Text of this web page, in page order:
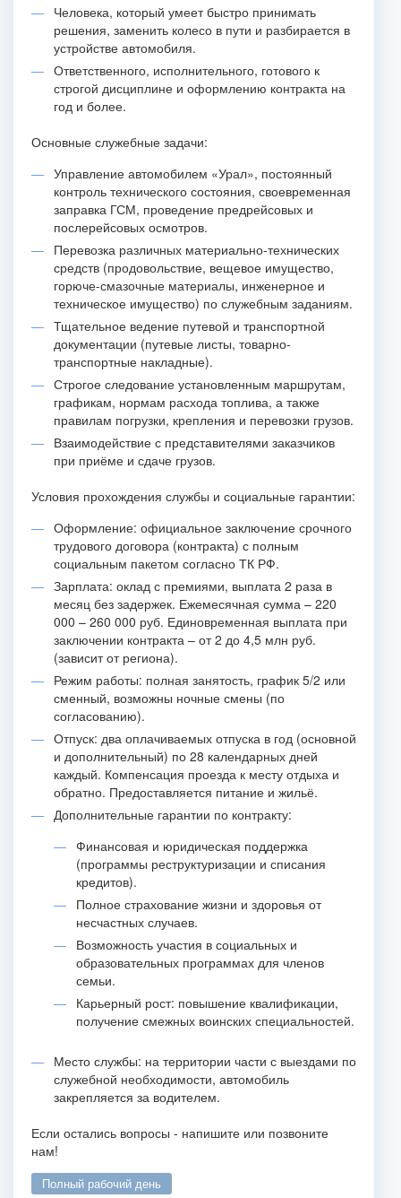
Человека, который умеет быстро принимать
решения, заменить колесо в пути и разбирается в
устройстве автомобиля.
Ответственного, исполнительного, готового к
строгой дисциплине и оформлению контракта на
год и более.
Основные служебные задачи:
Управление автомобилем «Урал», постоянный
контроль технического состояния, своевременная
заправка ГСМ, проведение предрейсовых и
послерейсовых осмотров.
Перевозка различных материально-технических
средств (продовольствие, вещевое имущество,
горюче-смазочные материалы, инженерное и
техническое имущество) по служебным заданиям.
Тщательное ведение путевой и транспортной
документации (путевые листы, товарно-
транспортные накладные).
Строгое следование установленным маршрутам,
графикам, нормам расхода топлива, а также
правилам погрузки, крепления и перевозки грузов.
Взаимодействие с представителями заказчиков
при приёме и сдаче грузов.
Условия прохождения службы и социальные гарантии:
Оформление: официальное заключение срочного
трудового договора (контракта) с полным
социальным пакетом согласно ТК РФ.
Зарплата: оклад с премиями, выплата 2 раза в
месяц без задержек. Ежемесячная сумма – 220
000 – 260 000 руб. Единовременная выплата при
заключении контракта – от 2 до 4,5 млн руб.
(зависит от региона).
Режим работы: полная занятость, график 5/2 или
сменный, возможны ночные смены (по
согласованию).
Отпуск: два оплачиваемых отпуска в год (основной
и дополнительный) по 28 календарных дней
каждый. Компенсация проезда к месту отдыха и
обратно. Предоставляется питание и жильё.
Дополнительные гарантии по контракту:
Финансовая и юридическая поддержка
(программы реструктуризации и списания
кредитов).
Полное страхование жизни и здоровья от
несчастных случаев.
Возможность участия в социальных и
образовательных программах для членов
семьи.
Карьерный рост: повышение квалификации,
получение смежных воинских специальностей.
Место службы: на территории части с выездами по
служебной необходимости, автомобиль
закрепляется за водителем.
Если остались вопросы - напишите или позвоните
нам!
полный рабочий день